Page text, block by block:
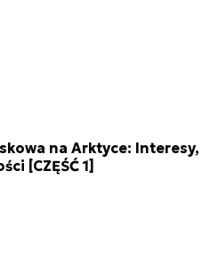
na Arktyce: Interesy,
[CZĘŚĆ 1]